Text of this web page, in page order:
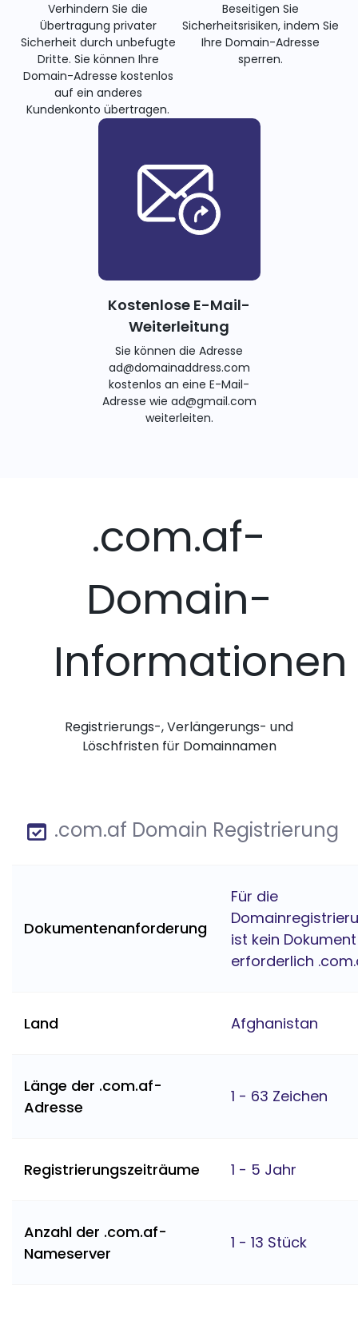
Verhindern Sie die
Übertragung privater
Sicherheit durch unbefugte
Dritte. Sie können Ihre
Domain-Adresse kostenlos
auf ein anderes
Kundenkonto übertragen.
Beseitigen Sie
Sicherheitsrisiken, indem Sie
Ihre Domain-Adresse
sperren.
Kostenlose E-Mail-
Weiterleitung
Sie können die Adresse
ad@domainaddress.com
kostenlos an eine E-Mail-
Adresse wie ad@gmail.com
weiterleiten.
.com.af-
Domain-
Informationen
Registrierungs-, Verlängerungs- und
Löschfristen für Domainnamen
.com.af Domain Registrierung
Dokumentenanforderung
Für die
ist kein Dokument
erforderlich
Land Afghanistan
Länge der .com.af-
Adresse
1 - 63 Zeichen
Registrierungszeiträume 1 - 5 Jahr
Anzahl der .com.af-
Nameserver
1 - 13 Stück